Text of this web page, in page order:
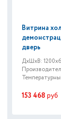
Витрина
дверь
ДxШxВ:
153 468 руб